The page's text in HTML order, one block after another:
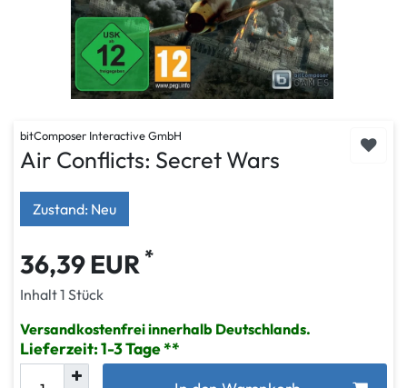
bitComposer Interactive GmbH
Air Conflicts: Secret Wars
Zustand: Neu
36,39 EUR *
Inhalt1 Stück
Versandkostenfrei innerhalb Deutschlands.
Lieferzeit: 1-3 Tage